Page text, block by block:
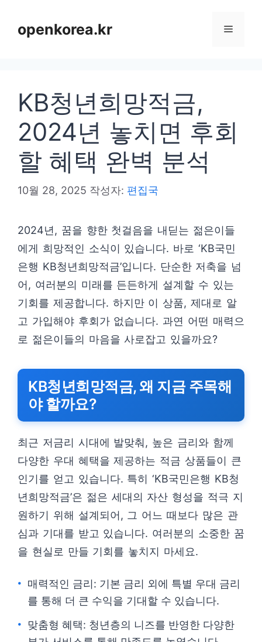
openkorea.kr 메
KB청년희망적금,
2024년 놓치면 후회
할 혜택 완벽 분석
10월 28, 2025 작성자: 편집국
2024년, 꿈을 향한 첫걸음을 내딛는 젊은이들
에게 희망적인 소식이 있습니다. 바로 ‘KB국민
은행 KB청년희망적금’입니다. 단순한 저축을 넘
어, 여러분의 미래를 든든하게 설계할 수 있는
기회를 제공합니다. 하지만 이 상품, 제대로 알
고 가입해야 후회가 없습니다. 과연 어떤 매력으
로 젊은이들의 마음을 사로잡고 있을까요?
KB청년희망적금, 왜 지금 주목해
야 할까요?
최근 저금리 시대에 발맞춰, 높은 금리와 함께
다양한 우대 혜택을 제공하는 적금 상품들이 큰
인기를 얻고 있습니다. 특히 ‘KB국민은행 KB청
년희망적금’은 젊은 세대의 자산 형성을 적극 지
원하기 위해 설계되어, 그 어느 때보다 많은 관
심과 기대를 받고 있습니다. 여러분의 소중한 꿈
을 현실로 만들 기회를 놓치지 마세요.
매력적인 금리: 기본 금리 외에 특별 우대 금리
를 통해 더 큰 수익을 기대할 수 있습니다.
맞춤형 혜택: 청년층의 니즈를 반영한 다양한